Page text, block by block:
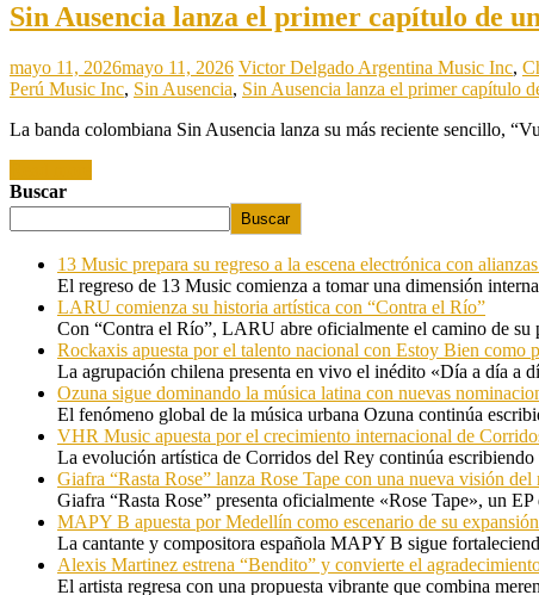
Sin Ausencia lanza el primer capítulo de
mayo 11, 2026mayo 11, 2026 Victor Delgado Argentina Music Inc,
Perú Music Inc, Sin Ausencia, Sin Ausencia lanza el primer capítulo
La banda colombiana Sin Ausencia lanza su más reciente sencillo,
Buscar
Buscar
13 Music prepara su regreso a la escena electrónica con
El regreso de 13 Music comienza a tomar una dimensión
LARU comienza su historia artística con “Contra el Río”
Con “Contra el Río”, LARU abre oficialmente el camino de su
Rockaxis apuesta por el talento nacional con Estoy Bien como
La agrupación chilena presenta en vivo el inédito «Día a día a
Ozuna sigue dominando la música latina con nuevas
El fenómeno global de la música urbana Ozuna continúa
VHR Music apuesta por el crecimiento internacional de
La evolución artística de Corridos del Rey continúa
Giafra “Rasta Rose” lanza Rose Tape con una nueva visión
Giafra “Rasta Rose” presenta oficialmente «Rose Tape», un
MAPY B apuesta por Medellín como escenario de su
La cantante y compositora española MAPY B sigue
Alexis Martinez estrena “Bendito” y convierte el
El artista regresa con una propuesta vibrante que combina